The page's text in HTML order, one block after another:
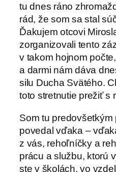
tu dnes ráno
rád, že som sa stal
Ďakujem otcovi
zorganizovali tento
v takom hojnom
a darmi nám dáva
silu Ducha Svätého.
toto stretnutie prežiť s
Som tu
povedal vďaka –
z vás, rehoľníčky a
prácu a službu, ktorú
ste v školách, vo